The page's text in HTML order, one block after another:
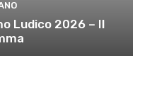
Ludico 2026 – Il